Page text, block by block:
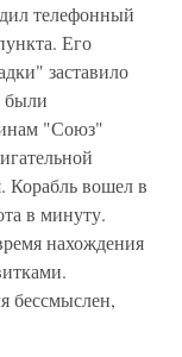
телефонный
Его
заставило
были
"Союз"
Корабль вошел в
в минуту.
нахождения
бессмыслен,